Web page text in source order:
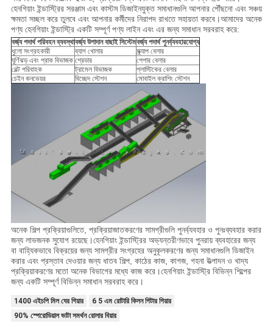
হেনগিয়াং ইন্ডাস্ট্রির সরঞ্জাম এবং কাস্টম ডিজাইনযুক্ত সমাধানগুলি আপনার পৌঁছনো এবং সঞ্চয়
ক্ষমতা সচ্ছল করে তুলবে এবং আপনার কর্মীদের নিরাপদ রাখতে সহায়তা করবে।আমাদের অনেক
পণ্য হেনগিয়াং ইন্ডাস্ট্রি একটি সম্পূর্ণ পণ্য লাইন এবং এর জন্য সমাধান সরবরাহ করে:
বর্জ্য পদার্থ পরিবহন ব্যবস্থাবর্জ্য উপাদান বাছাই সিস্টেমবর্জ্য পদার্থ পুনর্ব্যবহারযোগ্য
ধুলো সংগ্রহকারী
ব্যাগ খোলার
স্ক্র্যাপ বেলার
ঘূর্ণিঝড় এবং প্রাক বিভাজক শ্রেডার
পেপার বেলার
বেল্ট পরিবাহক
ট্রামেল বিভাজক
প্লাস্টিকের বেলার
চেইন কনভেয়র
বিচ্ছেদ স্টেশন মোবাইল ক্রাশিং স্টেশন
অনেক শিল্প প্রক্রিয়াগুলিতে, প্রক্রিয়াজাতকরণের সামগ্রীগুলি পুনর্ব্যবহার ও পুনঃব্যবহার করার
জন্য লাভজনক সুযোগ রয়েছে।হেনগিয়াং ইন্ডাস্ট্রির অভ্যন্তরীণভাবে পুনরায় ব্যবহারের জন্য
বা বাহ্যিকভাবে বিক্রয়ের জন্য সামগ্রীর সংগ্রহের অনুকূলকরণের জন্য সমাধানগুলি ডিজাইন
করার এবং প্রস্তাব দেওয়ার জন্য ধাতব শিল্প, কাঠের কাজ, কাগজ, গহনা উত্পাদন ও খাদ্য
প্রক্রিয়াকরণের মতো অনেক বিভাগের মধ্যে কাজ করে।হেনগিয়াং ইন্ডাস্ট্রি বিভিন্ন শিল্পের
জন্য একটি সম্পূর্ণ বিভিন্ন সমাধান সরবরাহ করে।
1400 এইচপি মিল ঘের গিয়ার
6 5 এম রোটারি কিলন গিটার গিয়ার
90% স্পেরোডিয়াল ভাটা সমর্থন রোলার বিয়ার